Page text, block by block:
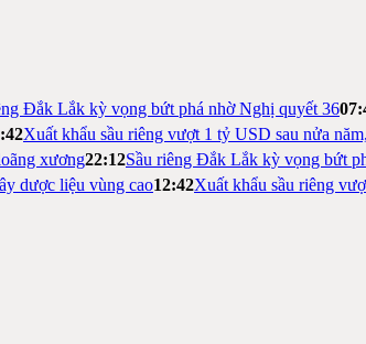
Đắk Lắk kỳ vọng bứt phá nhờ Nghị quyết 36
Xuất khẩu sầu riêng vượt 1 tỷ USD sau nửa
xương22:12Sầu riêng Đắk Lắk kỳ vọng bứt
dược liệu vùng cao12:42Xuất khẩu sầu riêng